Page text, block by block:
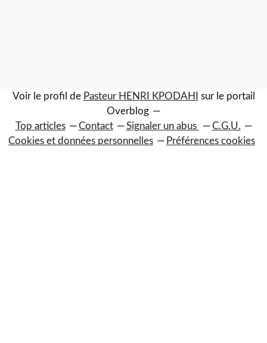
Voir le profil de Pasteur HENRI KPODAHI
sur le portail
Overblog
Top articles
Contact Signaler un abus
C.G.U.
Cookies et données personnelles
Préférences cookies